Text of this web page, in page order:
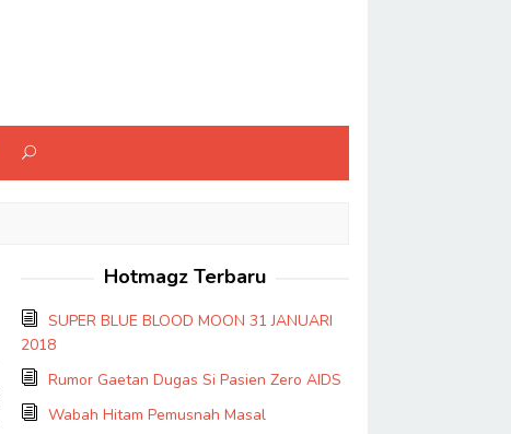
Hotmagz Terbaru
SUPER BLUE BLOOD MOON 31 JANUARI
2018
Rumor Gaetan Dugas Si Pasien Zero AIDS
Wabah Hitam Pemusnah Masal